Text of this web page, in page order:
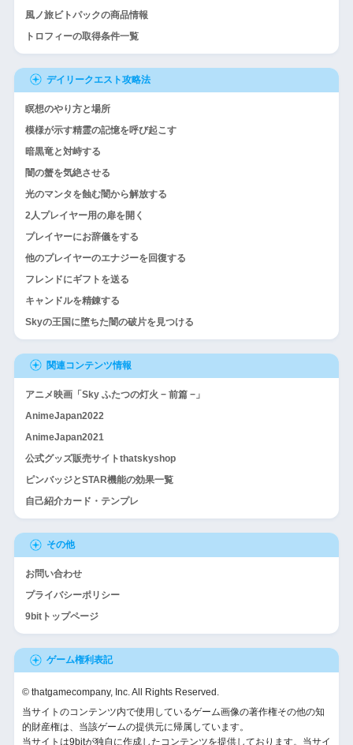
風ノ旅ビトパックの商品情報
トロフィーの取得条件一覧
デイリークエスト攻略法
瞑想のやり方と場所
模様が示す精霊の記憶を呼び起こす
暗黒竜と対峙する
闇の蟹を気絶させる
光のマンタを蝕む闇から解放する
2人プレイヤー用の扉を開く
プレイヤーにお辞儀をする
他のプレイヤーのエナジーを回復する
フレンドにギフトを送る
キャンドルを精錬する
Skyの王国に堕ちた闇の破片を見つける
関連コンテンツ情報
アニメ映画「Sky ふたつの灯火 − 前篇 −」
AnimeJapan2022
AnimeJapan2021
公式グッズ販売サイトthatskyshop
ピンバッジとSTAR機能の効果一覧
自己紹介カード・テンプレ
その他
お問い合わせ
プライバシーポリシー
9bitトップページ
ゲーム権利表記
© thatgamecompany, Inc. All Rights Reserved.
当サイトのコンテンツ内で使用しているゲーム画像の著作権その他の知
的財産権は、当該ゲームの提供元に帰属しています。
当サイトは9bitが独自に作成したコンテンツを提供しております。当サイ